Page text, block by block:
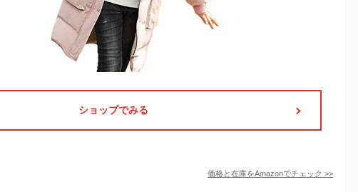
ショップでみる
価格と在庫をAmazonでチェック >>